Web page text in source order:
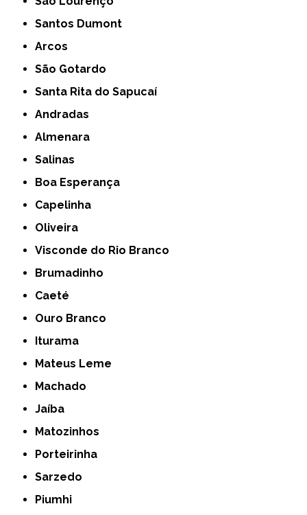
Santos Dumont
Arcos
São Gotardo
Santa Rita do Sapucaí
Andradas
Almenara
Salinas
Boa Esperança
Capelinha
Oliveira
Visconde do Rio Branco
Brumadinho
Caeté
Ouro Branco
Iturama
Mateus Leme
Machado
Jaíba
Matozinhos
Porteirinha
Sarzedo
Piumhi